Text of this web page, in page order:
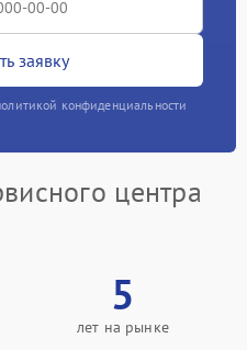
заявку
конфиденциальности
центра
5
лет на рынке